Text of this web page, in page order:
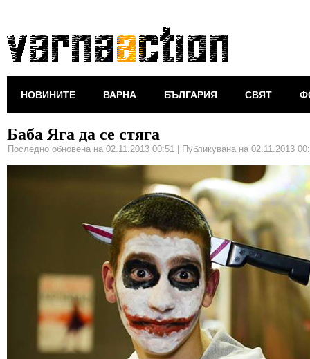
НОВИНИТЕ ВАРНА БЪЛГАРИЯ СВЯТ
Баба Яга да се стяга
Последно обновена на 02.11.2013 00:51 Публикувана на 02.11.2013